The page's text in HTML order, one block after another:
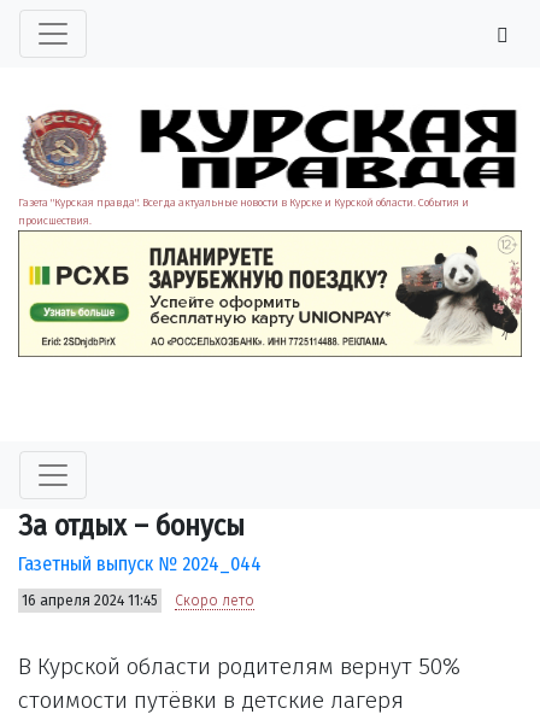
Газета "Курская правда". Всегда актуальные новости в Курске и Курской области. События и
происшествия.
За отдых – бонусы
Газетный выпуск № 2024_044
16 апреля 2024 11:45 Скоро лето
В Курской области родителям вернут 50%
стоимости путёвки в детские лагеря